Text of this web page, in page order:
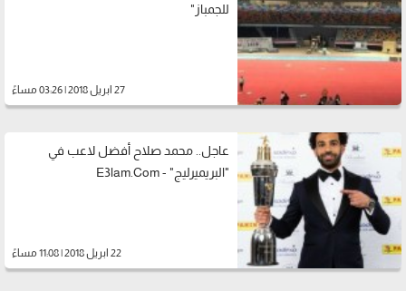
للجمباز"
27 ابريل 2018 | 03:26 مساءً
عاجل.. محمد صلاح أفضل لاعب في
"البريميرليج" - E3lam.Com
22 ابريل 2018 | 11:08 مساءً